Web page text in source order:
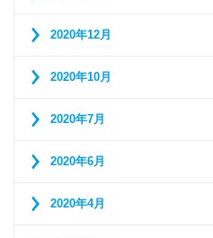
2020年12月
2020年10月
2020年7月
2020年6月
2020年4月